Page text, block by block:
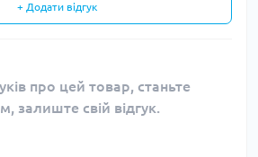
+ Додати відгук
про цей товар, станьте
залиште свій відгук.